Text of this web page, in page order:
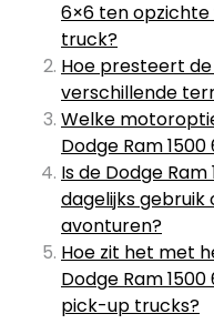
6×6 ten
truck?
Hoe presteert de
verschillende
Welke
Dodge Ram 1500
Is de Dodge
dagelijks
avonturen?
Hoe zit het met
Dodge Ram
pick-up trucks?